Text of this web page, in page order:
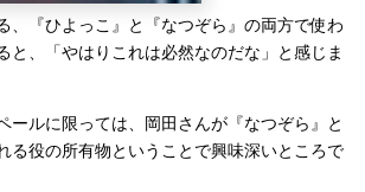
、『ひよっこ』と『なつぞら』の両方で使わ
と、「やはりこれは必然なのだな」と感じま
ールに限っては、岡田さんが『なつぞら』と
る役の所有物ということで興味深いところで